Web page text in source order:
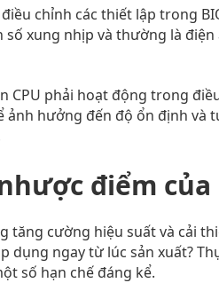
chỉnh các thiết lập trong
xung nhịp và thường là điện
CPU phải hoạt động trong
ảnh hưởng đến độ ổn định và
điểm của
tăng cường hiệu suất và cải
dụng ngay từ lúc sản xuất?
số hạn chế đáng kể.